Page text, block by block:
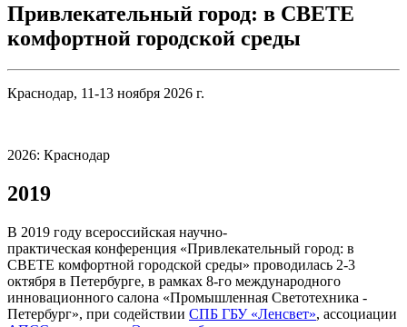
Привлекательный город: в СВЕТЕ
комфортной городской среды
Краснодар, 11-13 ноября 2026 г.
2026: Краснодар
2019
В 2019 году всероссийская научно-
практическая конференция «Привлекательный город: в
СВЕТЕ комфортной городской среды» проводилась 2-3
октября в Петербурге, в рамках 8-го международного
инновационного салона «Промышленная Светотехника -
Петербург», при содействии СПБ ГБУ «Ленсвет», ассоциации